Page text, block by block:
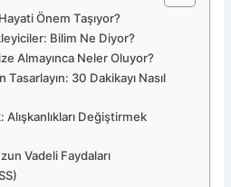
Önem Taşıyor?
Bilim Ne Diyor?
Almayınca Neler Oluyor?
30 Dakikayı Nasıl
Alışkanlıkları Değiştirmek
Vadeli Faydaları